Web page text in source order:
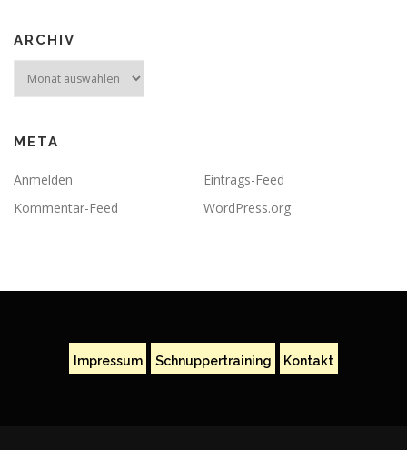
ARCHIV
META
Anmelden
Eintrags-Feed
Kommentar-Feed
WordPress.org
Impressum Schnuppertraining Kontakt